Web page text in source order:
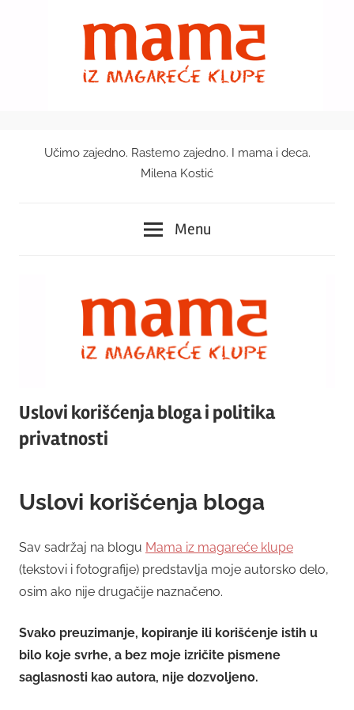
Mama
magareće
Učimo zajedno. Rastemo zajedno. I mama i deca.
Milena Kostić
Menu
Uslovi korišćenja bloga i politika
privatnosti
Uslovi korišćenja bloga
Sav sadržaj na blogu Mama iz magareće klupe
(tekstovi i fotografije) predstavlja moje autorsko delo,
osim ako nije drugačije naznačeno.
Svako preuzimanje, kopiranje ili korišćenje istih u
bilo koje svrhe, a bez moje izričite pismene
saglasnosti kao autora, nije dozvoljeno.